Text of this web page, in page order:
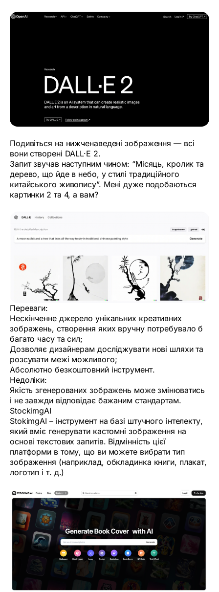
Подивіться на нижченаведені зображення — всі
вони створені DALL·E 2.
Запит звучав наступним чином: “Місяць, кролик та
дерево, що йде в небо, у стилі традиційного
китайського живопису”. Мені дуже подобаються
картинки 2 та 4, а вам?
Переваги:
Нескінченне джерело унікальних креативних
зображень, створення яких вручну потребувало б
багато часу та сил;
Дозволяє дизайнерам досліджувати нові шляхи та
розсувати межі можливого;
Абсолютно безкоштовний інструмент.
Недоліки:
Якість згенерованих зображень може змінюватись
і не завжди відповідає бажаним стандартам.‍
StockimgAI
StokimgAI – інструмент на базі штучного інтелекту,
який вміє генерувати кастомні зображення на
основі текстових запитів. Відмінність цієї
платформи в тому, що ви можете вибрати тип
зображення (наприклад, обкладинка книги, плакат,
логотип і т. д.)